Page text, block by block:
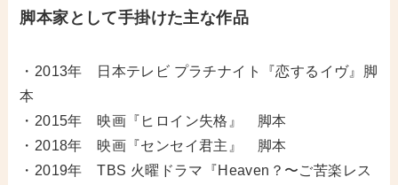
脚本家として手掛けた主な作品
・2013年 日本テレビ プラチナイト『恋するイヴ』脚
本
・2015年 映画『ヒロイン失格』 脚本
・2018年 映画『センセイ君主』 脚本
・2019年 TBS 火曜ドラマ『Heaven？〜ご苦楽レス